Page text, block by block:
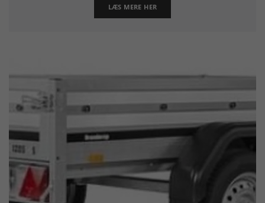
LÆS MERE HER